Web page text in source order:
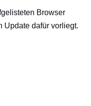
Browser
Update dafür vorliegt.